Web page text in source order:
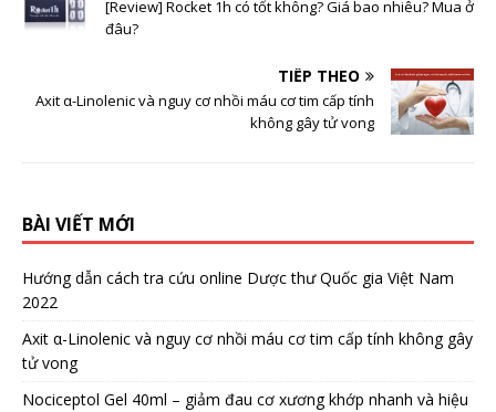
[Review] Rocket 1h có tốt không? Giá bao nhiêu? Mua ở
đâu?
TIẾP THEO
Axit α-Linolenic và nguy cơ nhồi máu cơ tim cấp tính
không gây tử vong
BÀI VIẾT MỚI
Hướng dẫn cách tra cứu online Dược thư Quốc gia Việt Nam
2022
Axit α-Linolenic và nguy cơ nhồi máu cơ tim cấp tính không gây
tử vong
Nociceptol Gel 40ml – giảm đau cơ xương khớp nhanh và hiệu